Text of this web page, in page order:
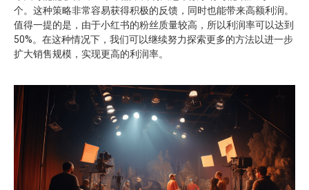
个。这种策略非常容易获得积极的反馈，同时也能带来高额利润。
值得一提的是，由于小红书的粉丝质量较高，所以利润率可以达到
50%。在这种情况下，我们可以继续努力探索更多的方法以进一步
扩大销售规模，实现更高的利润率。